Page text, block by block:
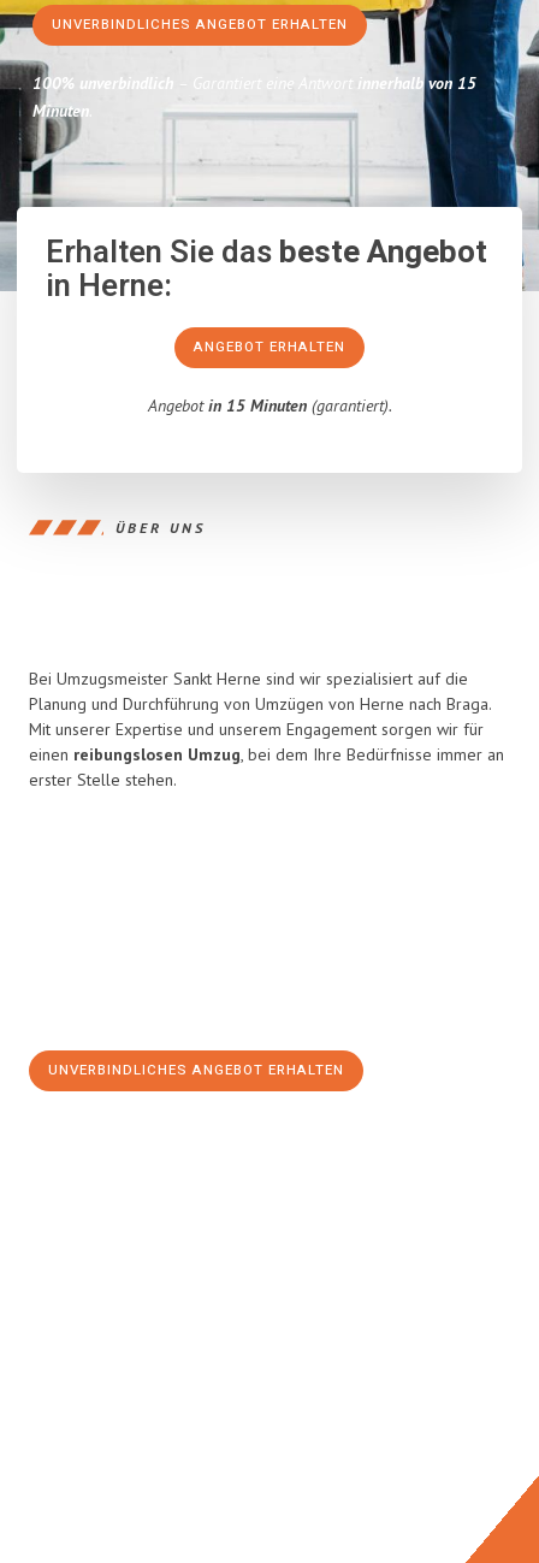
UNVERBINDLICHES ANGEBOT ERHALTEN
100% unverbindlich – Garantiert eine Antwort innerhalb von 15
Minuten.
Erhalten Sie dasbeste Angebot
in Herne:
ANGEBOT ERHALTEN
Angebotin 15 Minuten(garantiert).
ÜBER UNS
Bei Umzugsmeister Sankt Herne sind wir spezialisiert auf die
Planung und Durchführung von Umzügen von Herne nach Braga.
Mit unserer Expertise und unserem Engagement sorgen wir für
einen reibungslosen Umzug, bei dem Ihre Bedürfnisse immer an
erster Stelle stehen.
UNVERBINDLICHES ANGEBOT ERHALTEN